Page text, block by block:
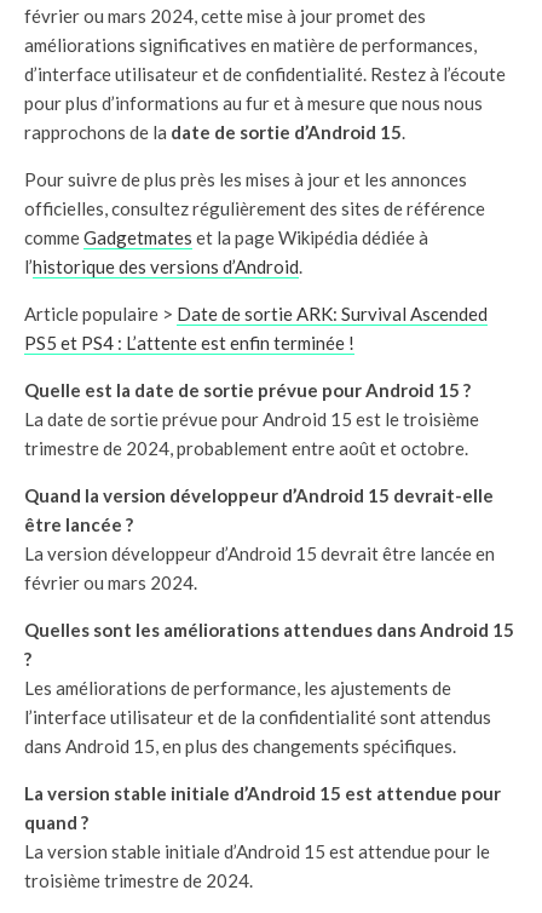
février ou mars 2024, cette mise à jour promet des
améliorations significatives en matière de performances,
d’interface utilisateur et de confidentialité. Restez à l’écoute
pour plus d’informations au fur et à mesure que nous nous
rapprochons de la date de sortie d’Android 15.
Pour suivre de plus près les mises à jour et les annonces
officielles, consultez régulièrement des sites de référence
commeGadgetmates et la page Wikipédia dédiée à
l’historique des versions d’Android.
Article populaire > Date de sortie ARK: Survival Ascended
PS5 et PS4 : L’attente est enfin terminée !
Quelle est la date de sortie prévue pour Android 15 ?
La date de sortie prévue pour Android 15 est le troisième
trimestre de 2024, probablement entre août et octobre.
Quand la version développeur d’Android 15 devrait-elle
être lancée ?
La version développeur d’Android 15 devrait être lancée en
février ou mars 2024.
Quelles sont les améliorations attendues dans Android 15
?
Les améliorations de performance, les ajustements de
l’interface utilisateur et de la confidentialité sont attendus
dans Android 15, en plus des changements spécifiques.
La version stable initiale d’Android 15 est attendue pour
quand ?
La version stable initiale d’Android 15 est attendue pour le
troisième trimestre de 2024.